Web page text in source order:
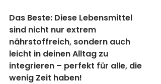
Das Beste: Diese Lebensmittel
sind nicht nur extrem
nährstoffreich, sondern auch
leicht in deinen Alltag zu
integrieren – perfekt für alle, die
wenig Zeit haben!